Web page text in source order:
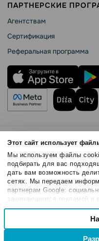
Этот сайт использует
Мы используем файлы
подбирать для вас
дать вам возможность
сетях. Мы передаем
партнерам Google:
занимающимся рекламой и
могут комбинировать эти
информацией, а также
использовании вами их
Выбор
ПАРТНЕРСКИЕ
Агентствам
Сертификация
Реферальная программа
Правила использования
Безопасность SendPulse
Политика
Политика Cookies
© 2015 - 2026. ООО